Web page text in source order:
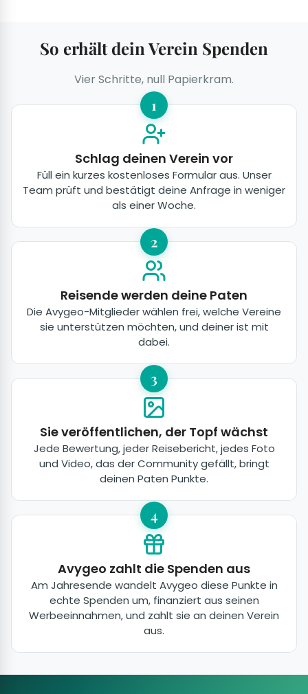
So erhält dein Verein Spenden
Vier Schritte, null Papierkram.
1
Schlag deinen Verein vor
Füll ein kurzes kostenloses Formular aus. Unser
Team prüft und bestätigt deine Anfrage in weniger
als einer Woche.
2
Reisende werden deine Paten
Die Avygeo-Mitglieder wählen frei, welche Vereine
sie unterstützen möchten, und deiner ist mit
dabei.
3
Sie veröffentlichen, der Topf wächst
Jede Bewertung, jeder Reisebericht, jedes Foto
und Video, das der Community gefällt, bringt
deinen Paten Punkte.
4
Avygeo zahlt die Spenden aus
Am Jahresende wandelt Avygeo diese Punkte in
echte Spenden um, finanziert aus seinen
Werbeeinnahmen, und zahlt sie an deinen Verein
aus.